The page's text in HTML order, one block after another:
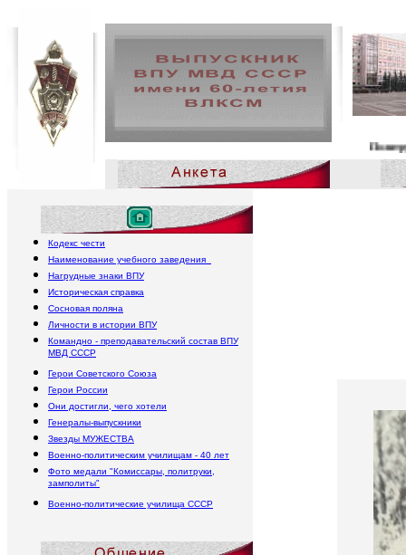
Политруки,
Кодекс чести
Наименование учебного заведения
Нагрудные знаки ВПУ
Историческая справка
Сосновая поляна
Личности в истории ВПУ
Командно - преподавательский состав ВПУ
МВД СССР
Герои Советского Союза
Герои России
Они достигли, чего хотели
Генералы-выпускники
Звезды МУЖЕСТВА
Военно-политическим училищам - 40 лет
Фото медали "Комиссары, политруки,
замполиты"
Военно-политические училища СССР